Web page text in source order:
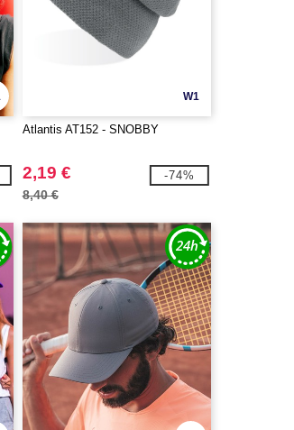
W1
Atlantis AT152 - SNOBBY
2,19 €
8,40 €
-74%